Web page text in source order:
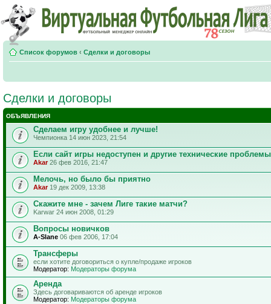
Список форумов ‹ Сделки и договоры
Сделки и договоры
ОБЪЯВЛЕНИЯ
Сделаем игру удобнее и лучше!
Чемпионка 14 июн 2023, 21:54
Если сайт игры недоступен и другие технические проблемы
Akar26 фев 2016, 21:47
Мелочь, но было бы приятно
Akar19 дек 2009, 13:38
Скажите мне - зачем Лиге такие матчи?
Karwar 24 июн 2008, 01:29
Вопросы новичков
A-Slane 06 фев 2006, 17:04
Трансферы
если хотите договориться о купле/продаже игроков
Модератор: Модераторы форума
Аренда
Здесь договариваются об аренде игроков
Модератор: Модераторы форума